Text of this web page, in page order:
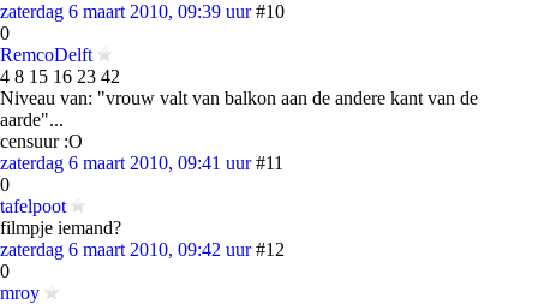
zaterdag 6 maart 2010, 09:39 uur #10
0
RemcoDelft
4 8 15 16 23 42
Niveau van: "vrouw valt van balkon aan de andere kant van de
aarde"...
censuur :O
zaterdag 6 maart 2010, 09:41 uur #11
0
tafelpoot
filmpje iemand?
zaterdag 6 maart 2010, 09:42 uur #12
0
mroy